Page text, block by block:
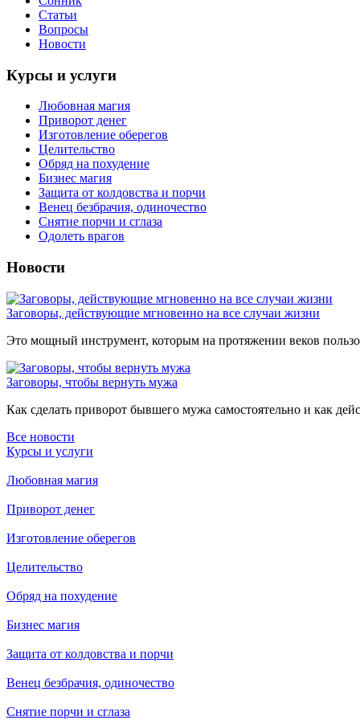
Статьи
Вопросы
Новости
Курсы и услуги
Любовная магия
Приворот денег
Изготовление оберегов
Целительство
Обряд на похудение
Бизнес магия
Защита от колдовства и порчи
Венец безбрачия, одиночество
Снятие порчи и сглаза
Одолеть врагов
Новости
Заговоры, действующие мгновенно на все случаи жизни
Это мощный инструмент, которым на протяжении веков
Заговоры, чтобы вернуть мужа
Как сделать приворот бывшего мужа самостоятельно и как
Все новости
Курсы и услуги
Любовная магия
Приворот денег
Изготовление оберегов
Целительство
Обряд на похудение
Бизнес магия
Защита от колдовства и порчи
Венец безбрачия, одиночество
Снятие порчи и сглаза